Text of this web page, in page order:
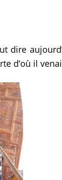
dire
d’où il